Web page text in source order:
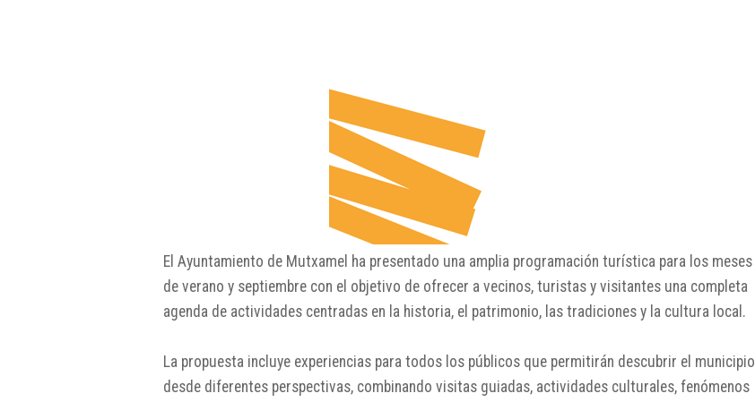
El Ayuntamiento de Mutxamel ha presentado una amplia programación turística para los meses
de verano y septiembre con el objetivo de ofrecer a vecinos, turistas y visitantes una completa
agenda de actividades centradas en la historia, el patrimonio, las tradiciones y la cultura local.
La propuesta incluye experiencias para todos los públicos que permitirán descubrir el municipio
desde diferentes perspectivas, combinando visitas guiadas, actividades culturales, fenómenos